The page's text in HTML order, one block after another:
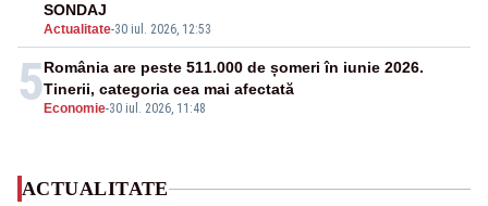
Actualitate-30 iul. 2026, 12:53
SONDAJ
5 Economie-30 iul. 2026, 11:48
România are peste 511.000 de șomeri în iunie 2026.
Tinerii, categoria cea mai afectată
ACTUALITATE